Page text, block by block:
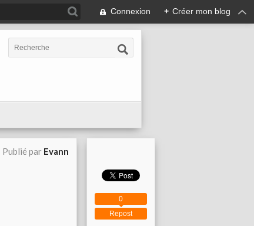
Connexion + Créer mon blog
Publié par Evann
Repost
0